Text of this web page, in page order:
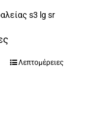
s3 lg sr
Λεπτομέρειες